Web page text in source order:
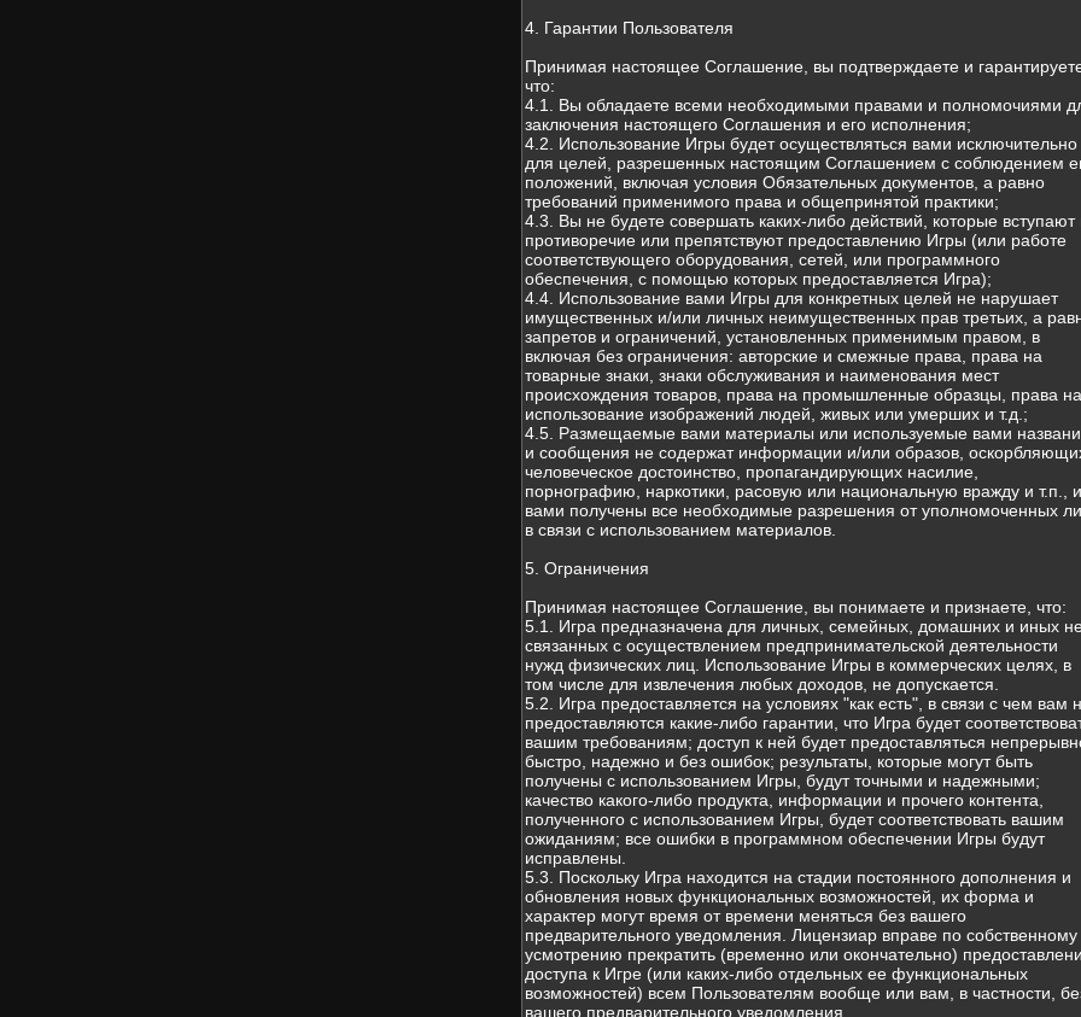
4. Гарантии Пользователя
Принимая настоящее Соглашение, вы подтверждаете и
что:
4.1. Вы обладаете всеми необходимыми правами и полномочиями
заключения настоящего Соглашения и его исполнения;
4.2. Использование Игры будет осуществляться вами исключительно
для целей, разрешенных настоящим Соглашением с соблюдением
положений, включая условия Обязательных документов, а равно
требований применимого права и общепринятой практики;
4.3. Вы не будете совершать каких-либо действий, которые вступают
противоречие или препятствуют предоставлению Игры (или работе
соответствующего оборудования, сетей, или программного
обеспечения, с помощью которых предоставляется Игра);
4.4. Использование вами Игры для конкретных целей не нарушает
имущественных и/или личных неимущественных прав третьих, а
запретов и ограничений, установленных применимым правом, в
включая без ограничения: авторские и смежные права, права на
товарные знаки, знаки обслуживания и наименования мест
происхождения товаров, права на промышленные образцы, права на
использование изображений людей, живых или умерших и т.д.;
4.5. Размещаемые вами материалы или используемые вами
и сообщения не содержат информации и/или образов,
человеческое достоинство, пропагандирующих насилие,
порнографию, наркотики, расовую или национальную вражду и т.п., и
вами получены все необходимые разрешения от уполномоченных
в связи с использованием материалов.
5. Ограничения
Принимая настоящее Соглашение, вы понимаете и признаете, что:
5.1. Игра предназначена для личных, семейных, домашних и иных
связанных с осуществлением предпринимательской деятельности
нужд физических лиц. Использование Игры в коммерческих целях, в
том числе для извлечения любых доходов, не допускается.
5.2. Игра предоставляется на условиях "как есть", в связи с чем вам
предоставляются какие-либо гарантии, что Игра будет
вашим требованиям; доступ к ней будет предоставляться
быстро, надежно и без ошибок; результаты, которые могут быть
получены с использованием Игры, будут точными и надежными;
качество какого-либо продукта, информации и прочего контента,
полученного с использованием Игры, будет соответствовать вашим
ожиданиям; все ошибки в программном обеспечении Игры будут
исправлены.
5.3. Поскольку Игра находится на стадии постоянного дополнения и
обновления новых функциональных возможностей, их форма и
характер могут время от времени меняться без вашего
предварительного уведомления. Лицензиар вправе по собственному
усмотрению прекратить (временно или окончательно)
доступа к Игре (или каких-либо отдельных ее функциональных
возможностей) всем Пользователям вообще или вам, в частности,
вашего предварительного уведомления.